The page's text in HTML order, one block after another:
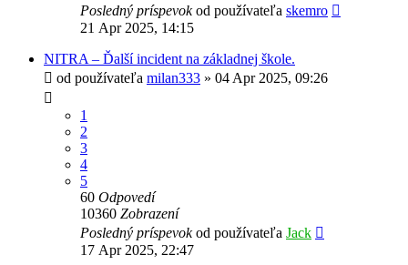
Posledný príspevokod používateľa skemro
21 Apr 2025, 14:15
NITRA – Ďalší incident na základnej škole.
od používateľa milan333 » 04 Apr 2025, 09:26
1
2
3
4
5
60 Odpovedí
10360 Zobrazení
Posledný príspevokod používateľa Jack
17 Apr 2025, 22:47